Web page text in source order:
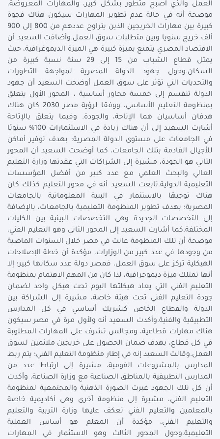
العمل والذي أصبح متطور بشكل كبير، والمهارات المعروضة،
موضحة أنه في حالة عدم تطوير المهارات سيكون هناك فجوة
كبيرة بين مهارات الخريجين الذين يتراوح عددهم من 800 إلى 900
ألف خريج سنويا وبين متطلبات سوق العمل.وأضافت السعيد أن
الاقتصاد المصري يتمتع بميزة كبيرة هي الميزة الديموغرافية، حيث
يمثل قطاع الشباب من 15 إلى 29 سنة نسبة كبيرة من
السكان.وحول جهود الدولة المصرية لمواجهة التطورات
والتحديات التي تؤثر على سوق العمل أوضحت السعيد أن جهود
الدولة تنقسم إلى خمسة محاور أساسية ، المحور الأول يتعلق
بمنظومة التعليم الأساسي، ووفقا لرؤية مصر 2030 كان هناك
هدفان أساسيان هما الإتاحة، والجودة. وفيما يتعلق بالإتاحة
أشارت السعيد إلى أن هناك زيادة في الاستثمارات 100% سنويًا
في الجامعات على مستوى الدولة المصرية؛ بهدف توفير أماكن
للأجيال القادمة بتلك الجامعات، كما أوضحت السعيد أن المحور
الثاني هو الجودة، مشيرة إلى الشراكات التي عقدتها وزارة التعليم
العالي والبحث العلمي مع عدد كبير من أفضل المؤسسات
التعليمية الدولية.تابعت السعيد أنه في محور التعليم كذلك كان
هناك توجيهًا بالاستثمار في البنية المعلوماتية بالجامعات
المصرية؛ بهدف تطوير المنظومة التعليمية بالجامعات، بالإضافة
إلى التخصصات الجديدة وهى التخصصات البينية بين الكليات
المختلفة.كما أشارت السعيد إلى المحور الثاني وهو التعليم الفني،
موضحة أن تلك المنظومة عانت في مصر خلال السنوات الماضية
من وجودها في عدد كبير من الوزارات، مؤكدة أن خطة الإصلاحات
الهيكلية تركز على سوق العمل، فمصر دولة عدد سكانها كبير؛ إلا
أنها تمتلك ميزة ديموجرافية، لذا كان من المهم الاهتمام بمنظومة
التعليم الفني التي يعاد هيكلتها اليوم تحت هيكل واحد لضمان
جودة التعليم الفني تحت هيئة خاصة، مشيرة إلى الشراكة بين
الدولة والقطاع الخاص كشريك أساسي في كل المدارس
التطبيقية والفنية.وأكدت السعيد أنه ولأول مرة في مصر سيكون
هناك مهارات قطاعية، ومجالس تشرف على المهارات المطلوبة
في كل قطاع، بهدف ضمان الحصول على خريجين ملائمين لسوق
العمل.وقالت السعيد إنه في إطار منظومة التعليم الفني؛ يتم ربط
المدارس بالمشروعات القومية، مشيرة إلى ارتباط عدد من
المدارس التطبيقية بالمناطق الصناعية مع وزارة الصناعة، وأكدت
أن كل تلك الجهود غيرت الصورة الذهنية والمجتمعية لمنظومة
التعليم الفني، مشيرة إلى منظومة آخرى وهى أكاديمية خاصة
بالمعلمين والتعليم الفني تعكف عليها وزارة التربية والتعليم
والتعليم الفني، مؤكدة أن المعلم هو أساس العملية
التعليمية.وحول المحور الثالث وهو الاستثمار في المهارات